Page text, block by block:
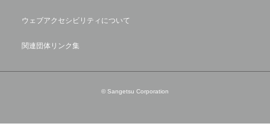
ウェブアクセシビリティについて
関連団体リンク集
© Sangetsu Corporation